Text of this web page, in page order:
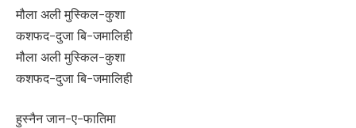
मौला अली मुस्किल-कुशा
कशफद-दुजा बि-जमालिही
मौला अली मुस्किल-कुशा
कशफद-दुजा बि-जमालिही
हुस्नैन जान-ए-फातिमा